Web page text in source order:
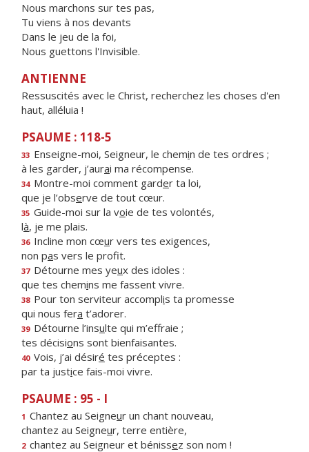
Nous marchons sur tes pas,
Tu viens à nos devants
Dans le jeu de la foi,
Nous guettons l'Invisible.
ANTIENNE
Ressuscités avec le Christ, recherchez les choses d'en
haut, alléluia !
PSAUME : 118-5
33 Enseigne-moi, Seigneur, le chemin de tes ordres ;
à les garder, j’aurai ma récompense.
34 Montre-moi comment garder ta loi,
que je l’observe de tout cœur.
35 Guide-moi sur la voie de tes volontés,
là, je me plais.
36 Incline mon cœur vers tes exigences,
non pas vers le profit.
37 Détourne mes yeux des idoles :
que tes chemins me fassent vivre.
38 Pour ton serviteur accomplis ta promesse
qui nous fera t’adorer.
39 Détourne l’insulte qui m’effraie ;
tes décisions sont bienfaisantes.
40 Vois, j’ai désiré tes préceptes :
par ta justice fais-moi vivre.
PSAUME : 95 - I
1 Chantez au Seigneur un chant nouveau,
chantez au Seigneur, terre entière,
2 chantez au Seigneur et bénissez son nom !